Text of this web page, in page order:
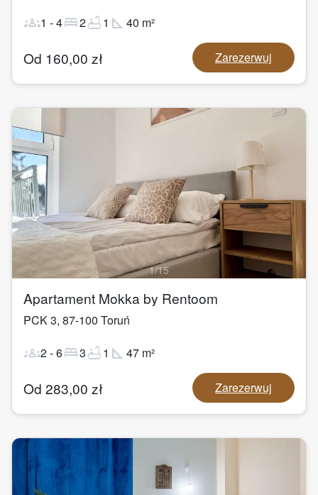
groups1 -4bed2bathtub1 square_foot 40 m²
Od 160,00 zł Zarezerwuj
1/15
Apartament Mokka by Rentoom
PCK 3, 87-100 Toruń
groups2-6bed3bathtub1 square_foot 47 m²
Od 283,00 zł Zarezerwuj